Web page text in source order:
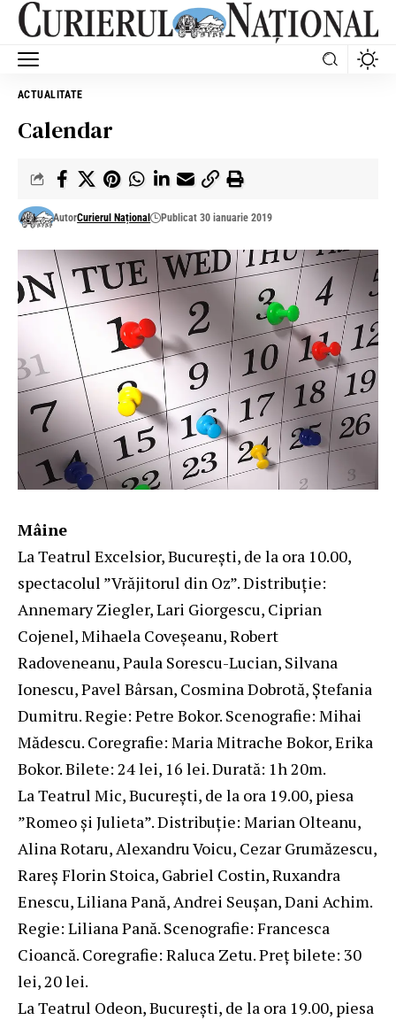
ACTUALITATE
Calendar
AutorCurierul Național Publicat 30 ianuarie 2019
Mâine
La Teatrul Excelsior, Bucureşti, de la ora 10.00,
spectacolul ”Vrăjitorul din Oz”. Distribuție:
Annemary Ziegler, Lari Giorgescu, Ciprian
Cojenel, Mihaela Coveșeanu, Robert
Radoveneanu, Paula Sorescu-Lucian, Silvana
Ionescu, Pavel Bârsan, Cosmina Dobrotă, Ștefania
Dumitru. Regie: Petre Bokor. Scenografie: Mihai
Mădescu. Coregrafie: Maria Mitrache Bokor, Erika
Bokor. Bilete: 24 lei, 16 lei. Durată: 1h 20m.
La Teatrul Mic, Bucureşti, de la ora 19.00, piesa
”Romeo şi Julieta”. Distribuție: Marian Olteanu,
Alina Rotaru, Alexandru Voicu, Cezar Grumăzescu,
Rareș Florin Stoica, Gabriel Costin, Ruxandra
Enescu, Liliana Pană, Andrei Seuşan, Dani Achim.
Regie: Liliana Pană. Scenografie: Francesca
Cioancă. Coregrafie: Raluca Zetu. Preț bilete: 30
lei, 20 lei.
La Teatrul Odeon, Bucureşti, de la ora 19.00, piesa